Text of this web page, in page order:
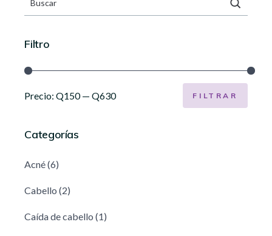
por:
Filtro
FILTRAR
Precio:Q150—Q630
Categorías
Acné(6)
Cabello (2)
Caída de cabello (1)